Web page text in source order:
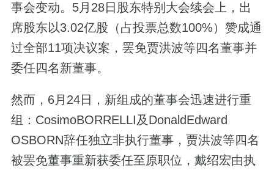
事会变动。5月28日股东特别大会续会上，出
席股东以3.02亿股（占投票总数100%）赞成通
过全部11项决议案，罢免贾洪波等四名董事并
委任四名新董事。
然而，6月24日，新组成的董事会迅速进行重
组：CosimoBORRELLI及DonaldEdward
OSBORN辞任独立非执行董事，贾洪波等四名
被罢免董事重新获委任至原职位，戴绍宏由执